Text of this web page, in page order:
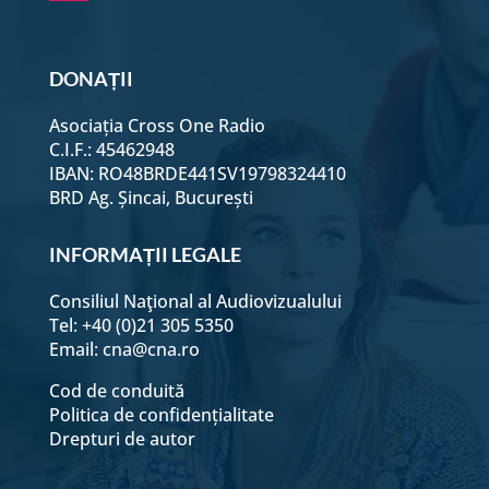
DONAȚII
Asociația Cross One Radio
C.I.F.: 45462948
IBAN: RO48BRDE441SV19798324410
BRD Ag. Șincai, București
INFORMAȚII LEGALE
Consiliul Naţional al Audiovizualului
Tel: +40 (0)21 305 5350
Email: cna@cna.ro
Cod de conduită
Politica de confidențialitate
Drepturi de autor